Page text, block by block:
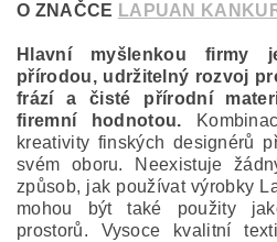
O ZNAČCE LAPUAN
Hlavní myšlenkou
přírodou, udržitelný rozvoj
frází a čisté přírodní
firemní hodnotou.
kreativity finských designérů
svém oboru. Neexistuje
způsob, jak používat výrobky
mohou být také použity
prostorů. Vysoce kvalitní